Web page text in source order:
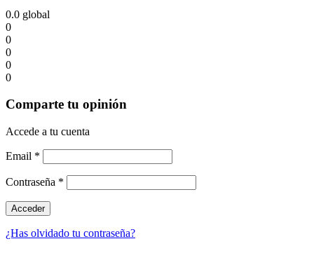
0.0 global
0
0
0
0
0
Comparte tu opinión
Accede a tu cuenta
Email *
Contraseña *
¿Has olvidado tu contraseña?